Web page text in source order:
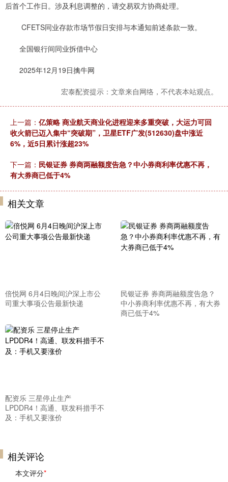
后首个工作日。涉及利息调整的，请交易双方协商处理。
CFETS同业存款市场节假日安排与本通知前述条款一致。
全国银行间同业拆借中心
2025年12月19日擒牛网
宏泰配资提示：文章来自网络，不代表本站观点。
上一篇： 亿策略 商业航天商业化进程迎来多重突破，大运力可回
收火箭已迈入集中“突破期”，卫星ETF广发(512630)盘中涨近
6%，近5日累计涨超23%
下一篇： 民银证券 券商两融额度告急？中小券商利率优惠不再，
有大券商已低于4%
相关文章
倍悦网 6月4日晚间沪深上市公
司重大事项公告最新快递
民银证券 券商两融额度告急？
中小券商利率优惠不再，有大券
商已低于4%
配资乐 三星停止生产
LPDDR4！高通、联发科措手不
及：手机又要涨价
相关评论
本文评分*